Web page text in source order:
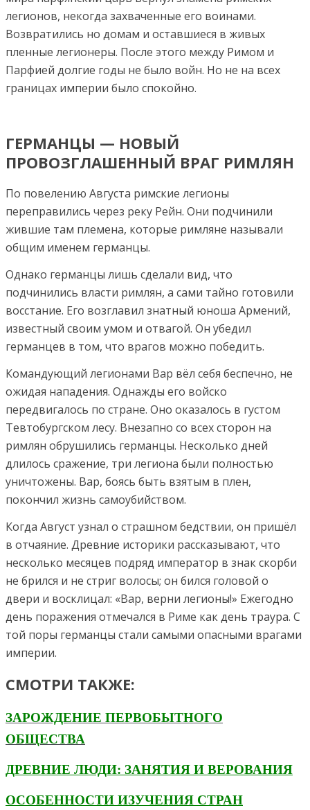
легионов, некогда захваченные его воинами.
Возвратились но домам и оставшиеся в живых
пленные легионеры. После этого между Римом и
Парфией долгие годы не было войн. Но не на всех
границах империи было спокойно.
ГЕРМАНЦЫ — НОВЫЙ
ПРОВОЗГЛАШЕННЫЙ ВРАГ РИМЛЯН
По повелению Августа римские легионы
переправились через реку Рейн. Они подчинили
жившие там племена, которые римляне называли
общим именем германцы.
Однако германцы лишь сделали вид, что
подчинились власти римлян, а сами тайно готовили
восстание. Его возглавил знатный юноша Армений,
известный своим умом и отвагой. Он убедил
германцев в том, что врагов можно победить.
Командующий легионами Вар вёл себя беспечно, не
ожидая нападения. Однажды его войско
передвигалось по стране. Оно оказалось в густом
Тевтобургском лесу. Внезапно со всех сторон на
римлян обрушились германцы. Несколько дней
длилось сражение, три легиона были полностью
уничтожены. Вар, боясь быть взятым в плен,
покончил жизнь самоубийством.
Когда Август узнал о страшном бедствии, он пришёл
в отчаяние. Древние историки рассказывают, что
несколько месяцев подряд император в знак скорби
не брился и не стриг волосы; он бился головой о
двери и восклицал: «Вар, верни легионы!» Ежегодно
день поражения отмечался в Риме как день траура. С
той поры германцы стали самыми опасными врагами
империи.
СМОТРИ ТАКЖЕ:
ЗАРОЖДЕНИЕ ПЕРВОБЫТНОГО
ОБЩЕСТВА
ДРЕВНИЕ ЛЮДИ: ЗАНЯТИЯ И ВЕРОВАНИЯ
ОСОБЕННОСТИ ИЗУЧЕНИЯ СТРАН